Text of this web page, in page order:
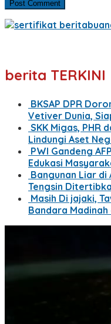
berita TERKINI
BKSAP DPR
Vetiver Dunia,
SKK Migas, PHR
Lindungi Aset
PWI Gandeng
Edukasi
Bangunan Liar di
Tengsin
Masih Di jajaki,
Bandara